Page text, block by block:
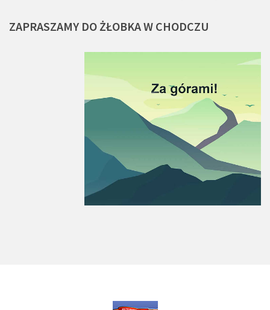
ZAPRASZAMY DO ŻŁOBKAW CHODCZU